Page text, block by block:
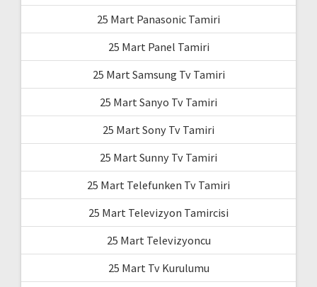
25 Mart Panasonic Tamiri
25 Mart Panel Tamiri
25 Mart Samsung Tv Tamiri
25 Mart Sanyo Tv Tamiri
25 Mart Sony Tv Tamiri
25 Mart Sunny Tv Tamiri
25 Mart Telefunken Tv Tamiri
25 Mart Televizyon Tamircisi
25 Mart Televizyoncu
25 Mart Tv Kurulumu